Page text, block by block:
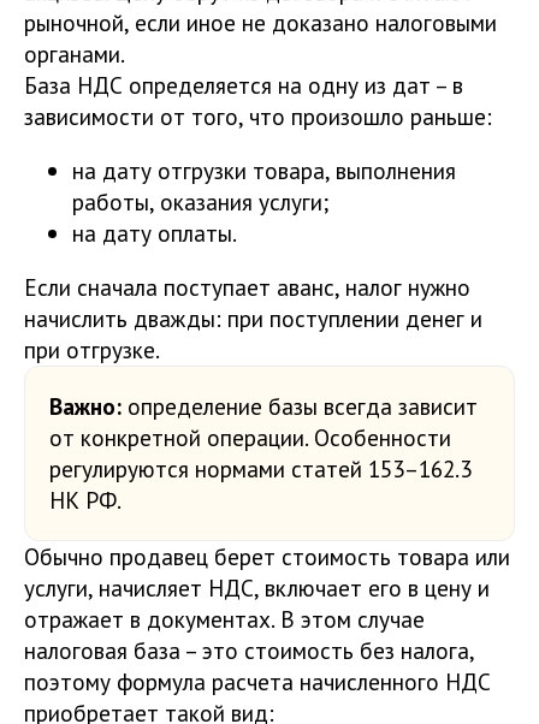
рыночной, если иное не доказано налоговыми
органами.
База НДС определяется на одну из дат – в
зависимости от того, что произошло раньше:
на дату отгрузки товара, выполнения
работы, оказания услуги;
на дату оплаты.
Если сначала поступает аванс, налог нужно
начислить дважды: при поступлении денег и
при отгрузке.
Важно: определение базы всегда зависит
от конкретной операции. Особенности
регулируются нормами статей 153–162.3
НК РФ.
Обычно продавец берет стоимость товара или
услуги, начисляет НДС, включает его в цену и
отражает в документах. В этом случае
налоговая база – это стоимость без налога,
поэтому формула расчета начисленного НДС
приобретает такой вид: